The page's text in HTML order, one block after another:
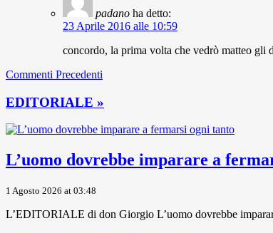
padano ha detto:
23 Aprile 2016 alle 10:59
concordo, la prima volta che vedrò matteo gli
Commenti Precedenti
EDITORIALE »
L’uomo dovrebbe imparare a
1 Agosto 2026 at 03:48
L’EDITORIALE di don Giorgio L’uomo dovrebbe